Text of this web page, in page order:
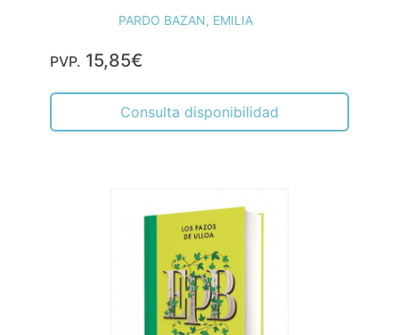
PARDO BAZAN, EMILIA
PVP. 15,85€
Consulta disponibilidad